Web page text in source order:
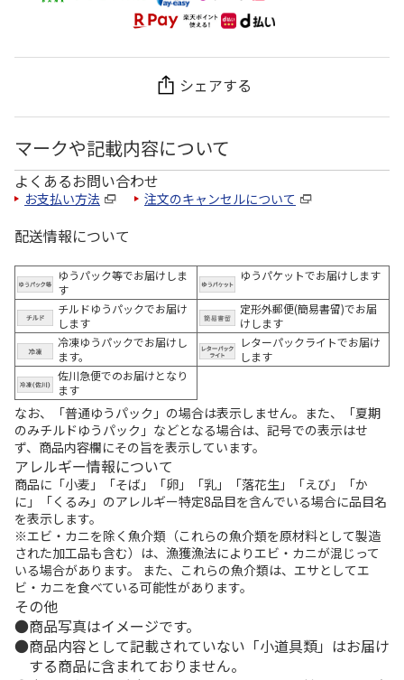
シェアする
マークや記載内容について
よくあるお問い合わせ
お支払い方法 注文のキャンセルについて
配送情報について
ゆうパック等でお届けしま
す
ゆうパケットでお届けします
チルドゆうパックでお届け
します
定形外郵便(簡易書留)でお届
けします
冷凍ゆうパックでお届けし
ます。
レターパックライトでお届け
します
佐川急便でのお届けとなり
ます
なお、「普通ゆうパック」の場合は表示しません。また、「夏期
のみチルドゆうパック」などとなる場合は、記号での表示はせ
ず、商品内容欄にその旨を表示しています。
アレルギー情報について
商品に「小麦」「そば」「卵」「乳」「落花生」「えび」「か
に」「くるみ」のアレルギー特定8品目を含んでいる場合に品目名
を表示します。
※エビ・カニを除く魚介類（これらの魚介類を原材料として製造
された加工品も含む）は、漁獲漁法によりエビ・カニが混じって
いる場合があります。 また、これらの魚介類は、エサとしてエ
ビ・カニを食べている可能性があります。
その他
商品写真はイメージです。
商品内容として記載されていない「小道具類」はお届け
する商品に含まれておりません。